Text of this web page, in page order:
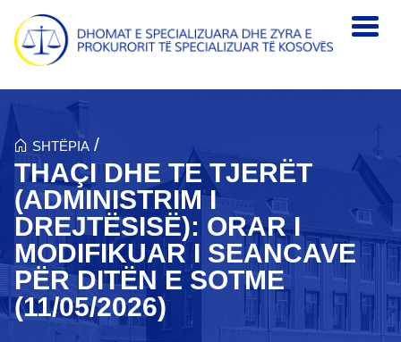
Skip to main content
SHTËPIA /
THAÇI DHE TE TJERËT
(ADMINISTRIM I
DREJTËSISË): ORAR I
MODIFIKUAR I SEANCAVE
PËR DITËN E SOTME
(11/05/2026)